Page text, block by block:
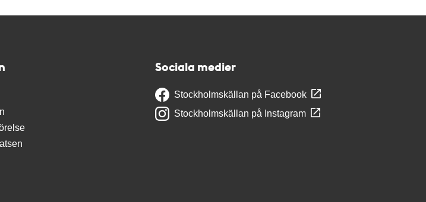
Sociala medier
Stockholmskällan på Facebook
Stockholmskällan på Instagram